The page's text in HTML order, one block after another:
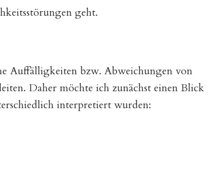
geht.
Auffälligkeiten bzw. Abweichungen von
Daher möchte ich zunächst einen Blick
interpretiert wurden: